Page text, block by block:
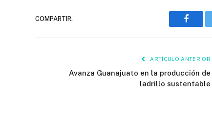
COMPARTIR.
ARTÍCULO ANTERIOR
Avanza Guanajuato en la producción de
ladrillo sustentable